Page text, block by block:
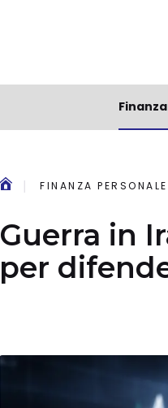
FINANZA PERSONALE
Guerra in
per